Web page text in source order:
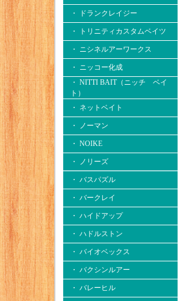
・ ドランクレイジー
・ トリニティカスタムベイツ
・ ニシネルアーワークス
・ ニッコー化成
・ NITTI BAIT（ニッチ ベイ
ト）
・ ネットベイト
・ ノーマン
・ NOIKE
・ ノリーズ
・ バスパズル
・ バークレイ
・ ハイドアップ
・ ハドルストン
・ バイオベックス
・ バクシンルアー
・ バレーヒル